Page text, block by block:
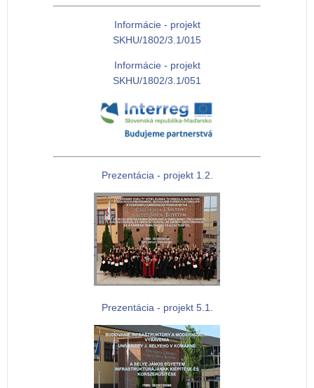
Informácie - projekt
SKHU/1802/3.1/015
Informácie - projekt
SKHU/1802/3.1/051
Prezentácia - projekt 1.2.
Prezentácia - projekt 5.1.